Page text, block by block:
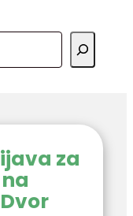
za